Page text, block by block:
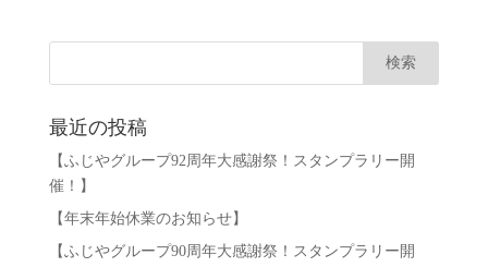
最近の投稿
【ふじやグループ92周年大感謝祭！スタンプラリー開
催！】
【年末年始休業のお知らせ】
【ふじやグループ90周年大感謝祭！スタンプラリー開